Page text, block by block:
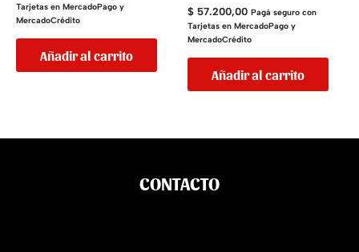
Tarjetas en MercadoPago y
MercadoCrédito
Añadir al carrito
$ 57.200,00 Pagá seguro con
Tarjetas en MercadoPago y
MercadoCrédito
Añadir al carrito
CONTACTO